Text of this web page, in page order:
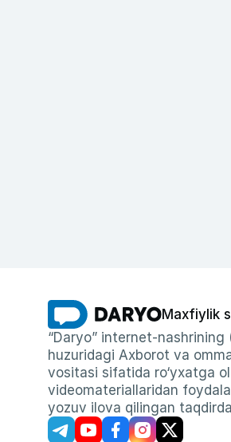
Maxfiylik
“Daryo” internet-
huzuridagi Axborot va
vositasi sifatida ro‘yxatga
videomateriallaridan
yozuv ilova qilingan taqdirda